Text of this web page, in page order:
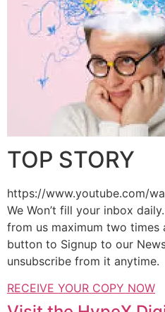
TOP STORY
https://www.youtube.com/
We Won’t fill your inbox
from us maximum two times
button to Signup to our
unsubscribe from it anytime.
RECEIVE YOUR COPY NOW